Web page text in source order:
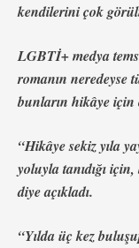
kendilerini çok
LGBTİ+ medya
romanın neredeyse
bunların hikâye
“Hikâye sekiz yıla
yoluyla tanıdığı
diye açıkladı.
“Yılda üç kez